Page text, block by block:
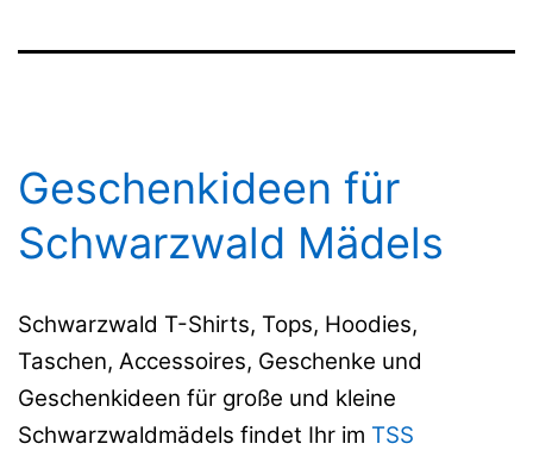
Geschenkideen für
Schwarzwald Mädels
Schwarzwald T-Shirts, Tops, Hoodies,
Taschen, Accessoires, Geschenke und
Geschenkideen für große und kleine
Schwarzwaldmädels findet Ihr im TSS